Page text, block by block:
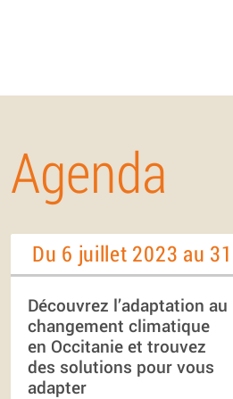
Agenda
Du 6 juillet 2023 au
Découvrez l’adaptation au
changement climatique
en Occitanie et trouvez
des solutions pour vous
adapter